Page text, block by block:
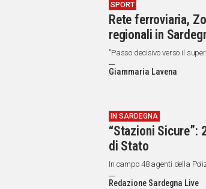
SPORT
Rete ferroviaria,
regionali in
"Passo decisivo verso il
Giammaria Lavena
IN SARDEGNA
“Stazioni Sicure”:
di Stato
In campo 48 agenti della
Redazione Sardegna Live